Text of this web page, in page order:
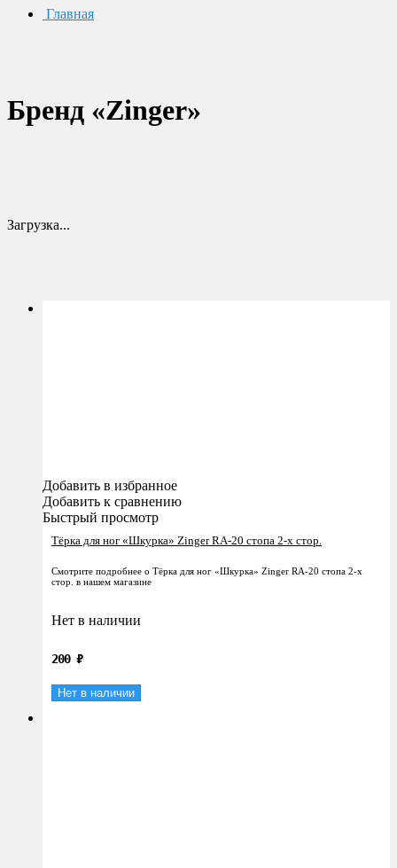
Главная
Бренд «Zinger»
Загрузка...
Добавить в избранное
Добавить к сравнению
Быстрый просмотр
Тёрка для ног «Шкурка» Zinger RA-20 стопа 2-х стор.
Смотрите подробнее о Тёрка для ног «Шкурка» Zinger RA-20 стопа 2-х
стор. в нашем магазине
Нет в наличии
200 ₽
Нет в наличии